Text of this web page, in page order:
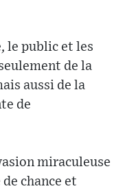
le public et les
de la
aussi de la
de
miraculeuse
chance et